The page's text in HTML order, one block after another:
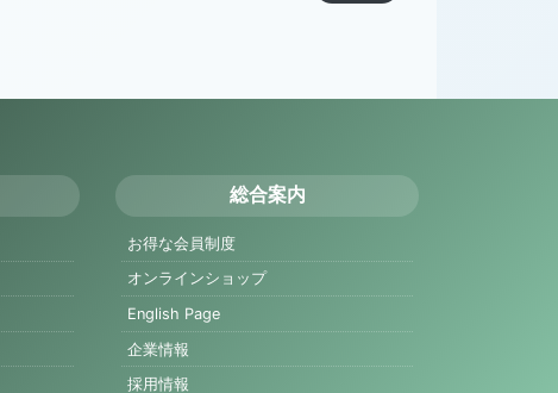
総合案内
お得な会員制度
オンラインショップ
English Page
企業情報
採用情報